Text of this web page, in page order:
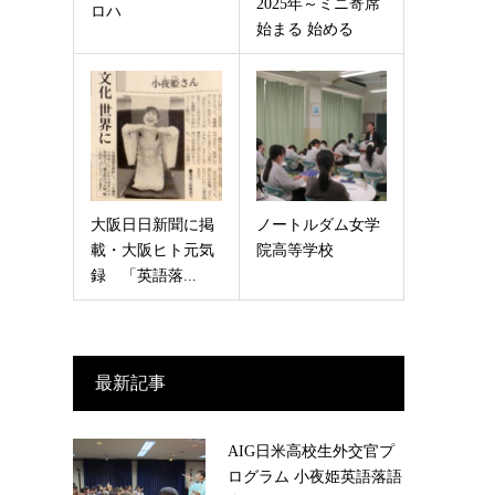
ロハ
2025年～ミニ寄席
始まる 始める
大阪日日新聞に掲
載・大阪ヒト元気
録 「英語落...
ノートルダム女学
院高等学校
最新記事
AIG日米高校生外交官プ
ログラム 小夜姫英語落語